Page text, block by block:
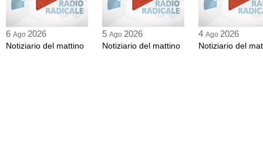
6 Ago 2026
Notiziario del mattino
5 Ago 2026
Notiziario del mattino
4 Ago 2026
Notiziario del